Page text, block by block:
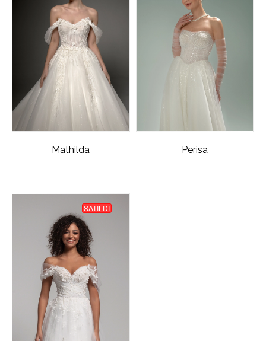
Mathilda Perisa
SATILDI